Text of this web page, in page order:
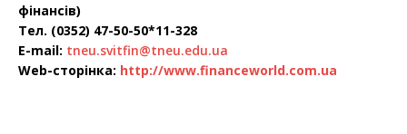
фінансів)
Тел. (0352) 47-50-50*11-328
E-mail: tneu.svitfin@tneu.edu.ua
Web-сторінка: http://www.financeworld.com.ua